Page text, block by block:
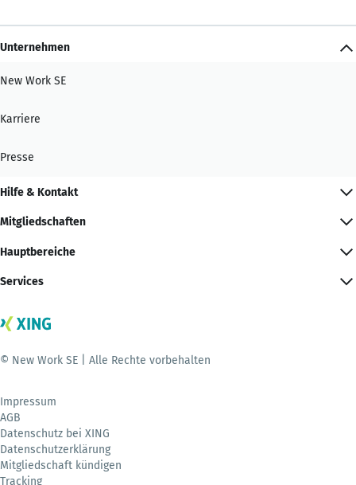
Unternehmen
New Work SE
Karriere
Presse
Hilfe & Kontakt
Mitgliedschaften
Hauptbereiche
Services
© New Work SE | Alle Rechte vorbehalten
Impressum
AGB
Datenschutz bei XING
Datenschutzerklärung
Mitgliedschaft kündigen
Tracking